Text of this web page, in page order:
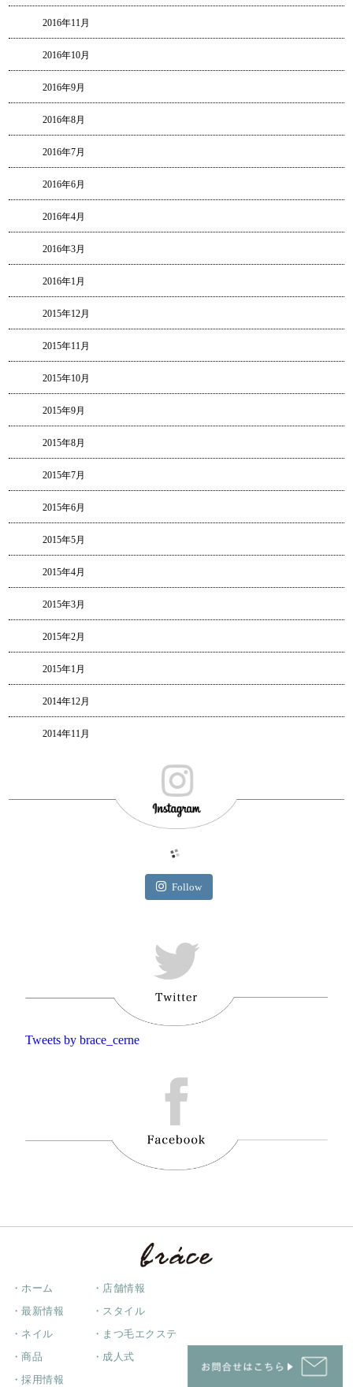
2016年11月
2016年10月
2016年9月
2016年8月
2016年7月
2016年6月
2016年4月
2016年3月
2016年1月
2015年12月
2015年11月
2015年10月
2015年9月
2015年8月
2015年7月
2015年6月
2015年5月
2015年4月
2015年3月
2015年2月
2015年1月
2014年12月
2014年11月
Follow
Tweets by brace_cerne
・ホーム ・店舗情報
・最新情報 ・スタイル
・ネイル ・まつ毛エクステ
・商品 ・成人式
・採用情報